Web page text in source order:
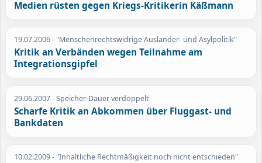
Medien rüsten gegen Kriegs-Kritikerin Käßmann
19.07.2006- "Menschenrechtswidrige Ausländer- und Asylpolitik"
Kritik an Verbänden wegen Teilnahme am
Integrationsgipfel
29.06.2007- Speicher-Dauer verdoppelt
Scharfe Kritik an Abkommen über Fluggast- und
Bankdaten
10.02.2009- "Inhaltliche Rechtmäßigkeit noch nicht entschieden"